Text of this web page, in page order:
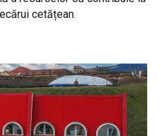
cetățean.